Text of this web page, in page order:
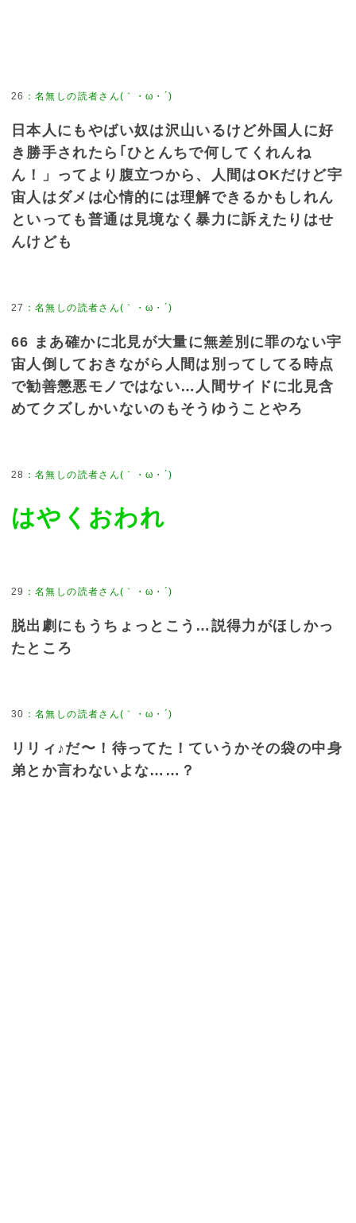
26 ：名無しの読者さん(｀・ω・´)
日本人にもやばい奴は沢山いるけど外国人に好
き勝手されたら｢ひとんちで何してくれんね
ん！」ってより腹立つから、人間はOKだけど宇
宙人はダメは心情的には理解できるかもしれん
といっても普通は見境なく暴力に訴えたりはせ
んけども
27 ：名無しの読者さん(｀・ω・´)
66 まあ確かに北見が大量に無差別に罪のない宇
宙人倒しておきながら人間は別ってしてる時点
で勧善懲悪モノではない…人間サイドに北見含
めてクズしかいないのもそうゆうことやろ
28 ：名無しの読者さん(｀・ω・´)
はやくおわれ
29 ：名無しの読者さん(｀・ω・´)
脱出劇にもうちょっとこう…説得力がほしかっ
たところ
30 ：名無しの読者さん(｀・ω・´)
リリィ♪だ〜！待ってた！ていうかその袋の中身
弟とか言わないよな……？